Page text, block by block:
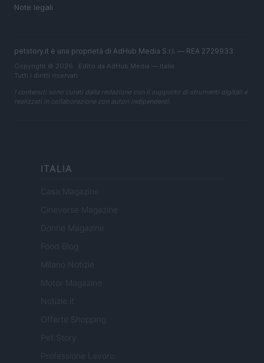
Note legali
petstory.it è una proprietà di AdHub Media S.r.l. — REA 2729933
Copyright © 2026 · Edito da AdHub Media — Italia
Tutti i diritti riservati
I contenuti sono curati dalla redazione con il supporto di strumenti digitali e
realizzati in collaborazione con autori indipendenti.
ITALIA
Casa Magazine
Cineverse Magazine
Donne Magazine
Food Blog
Milano Notizie
Motor Magazine
Notizie.it
Offerte Shopping
Professione Lavoro